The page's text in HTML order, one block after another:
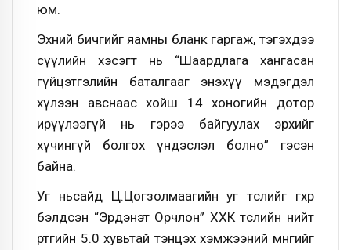
юм.
Эхний бичгийг яамны бланк гаргаж, тэгэхдээ
сүүлийн хэсэгт нь “Шаардлага хангасан
гүйцэтгэлийн баталгааг энэхүү мэдэгдэл
хүлээн авснаас хойш 14 хоногийн дотор
ирүүлээгүй нь гэрээ байгуулах эрхийг
хүчингүй болгох үндэслэл болно” гэсэн
байна.
Уг ньсайд Ц.Цогзолмаагийн уг төслийг өгөхөөр
бэлдсэн “Эрдэнэт Орчлон” ХХК төслийн нийт
өртгийн 5.0 хувьтай тэнцэх хэмжээний мөнгийг